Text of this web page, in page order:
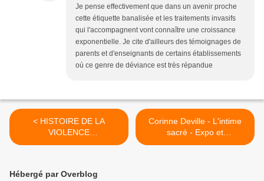
Je pense effectivement que dans un avenir proche
cette étiquette banalisée et les traitements invasifs
qui l'accompagnent vont connaître une croissance
exponentielle. Je cite d'ailleurs des témoignages de
parents et d'enseignants de certains établissements
où ce genre de déviance est très répandue
< HISTOIRE DE LA
VIOLENCE
THERAPEUTIQUE FAITE
Corinne Deville - L'intime
sacré - Expo et
Conférences >
Hébergé par Overblog